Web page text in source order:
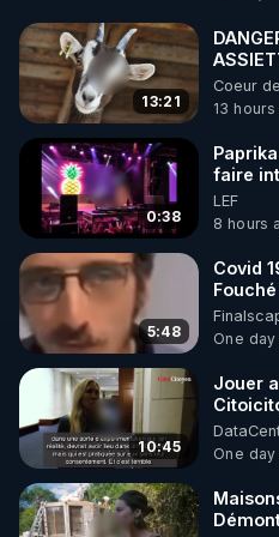
🌱 INSTAGRAM
https://
http://rgnr.li/instagram
🌱 LA NEWSLETTER
Pour ne pas rater
http://rgnr.li/news
🌱 VIDÉOS NON
Toutes les vidéos
http://rgnr.li/odysee
🌱 LES STAGES EN
13:21
Coeur
13 hours
0:38
faire
Elle
DJ !
LEF
8 hours
5:48
Covid
de
One
10:45
Jouer
One